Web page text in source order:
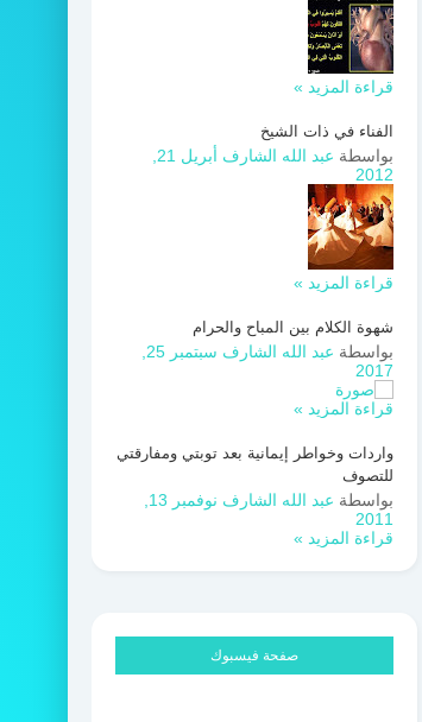
قراءة المزيد »
الفناء في ذات الشيخ
بواسطة عبد الله الشارف
2012
قراءة المزيد »
شهوة الكلام بين المباح والحرام
بواسطة عبد الله الشارف
2017
قراءة المزيد »
واردات وخواطر إيمانية بعد توبتي ومفارقتي
للتصوف
بواسطة عبد الله الشارف
2011
قراءة المزيد »
صفحة فيسبوك